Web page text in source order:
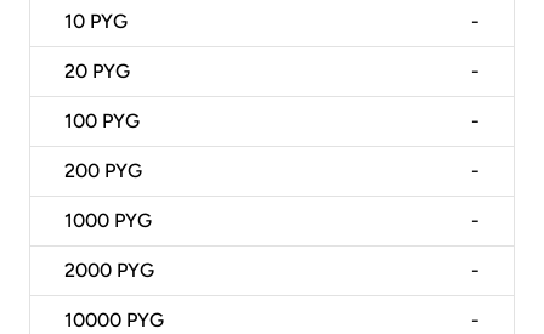
10 PYG -
20 PYG -
100 PYG -
200 PYG -
1000 PYG -
2000 PYG -
10000 PYG -